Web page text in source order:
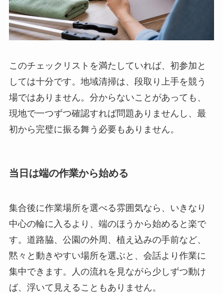
このチェックリストを満たしていれば、初参加と
しては十分です。地域清掃は、段取り上手を競う
場ではありません。分からないことがあっても、
現地で一つずつ確認すれば問題ありませんし、最
初から完璧に振る舞う必要もありません。
当日は端の作業から始める
集合後に作業場所を選べる雰囲気なら、いきなり
中心の輪に入るより、端のほうから始めると楽で
す。道路脇、公園の外周、植え込みの手前など、
黙々と動きやすい場所を選ぶと、会話より作業に
集中できます。人の流れを見ながら少しずつ動け
ば、浮いて見えることもありません。